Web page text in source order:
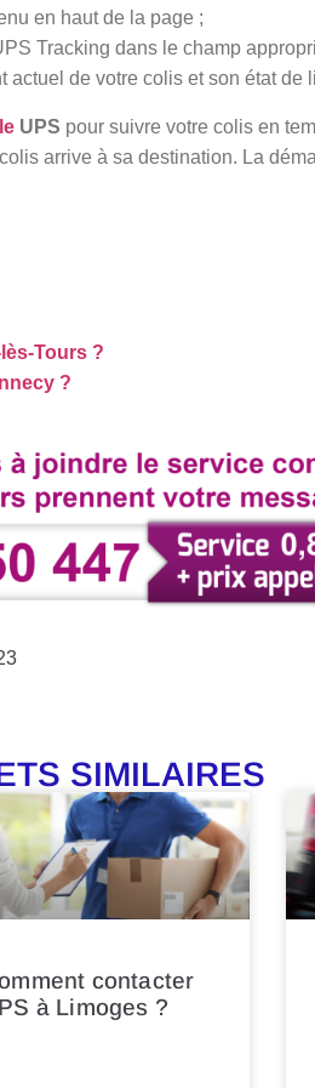
en haut de la page ;
Tracking dans le champ
actuel de votre colis et son état de
UPS pour suivre votre colis en
arrive à sa destination. La
Tours ?
?
SIMILAIRES
contacter
à Limoges ?